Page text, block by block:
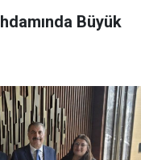
Büyük